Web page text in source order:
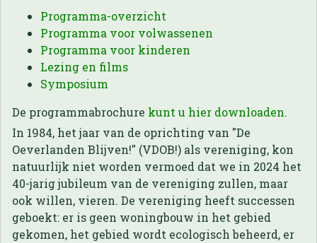
Programma-overzicht
Programma voor volwassenen
Programma voor kinderen
Lezing en films
Symposium
De programmabrochure kunt u hier downloaden.
In 1984, het jaar van de oprichting van "De
Oeverlanden Blijven!" (VDOB!) als vereniging, kon
natuurlijk niet worden vermoed dat we in 2024 het
40-jarig jubileum van de vereniging zullen, maar
ook willen, vieren. De vereniging heeft successen
geboekt: er is geen woningbouw in het gebied
gekomen, het gebied wordt ecologisch beheerd, er